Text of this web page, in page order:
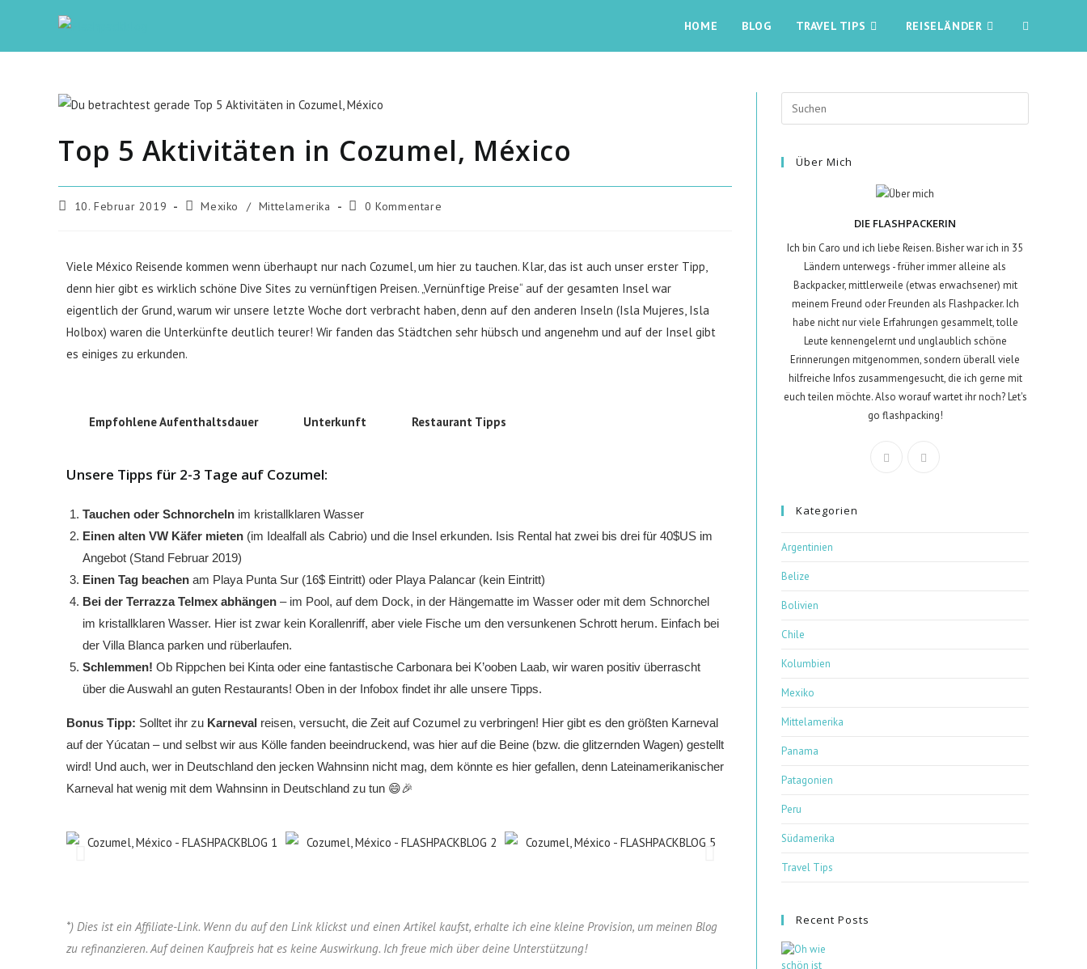
HOME BLOG TRAVEL TIPS REISELÄNDER
Top 5 Aktivitäten in Cozumel, México
10. Februar 2019 Mexiko / Mittelamerika 0 Kommentare
Viele México Reisende kommen wenn überhaupt nur nach Cozumel, um hier zu tauchen. Klar, das ist auch unser erster Tipp,
denn hier gibt es wirklich schöne Dive Sites zu vernünftigen Preisen. „Vernünftige Preise“ auf der gesamten Insel war
eigentlich der Grund, warum wir unsere letzte Woche dort verbracht haben, denn auf den anderen Inseln (Isla Mujeres, Isla
Holbox) waren die Unterkünfte deutlich teurer! Wir fanden das Städtchen sehr hübsch und angenehm und auf der Insel gibt
es einiges zu erkunden.
Empfohlene Aufenthaltsdauer Unterkunft Restaurant Tipps
Unsere Tipps für 2-3 Tage auf Cozumel:
Tauchen oder Schnorcheln im kristallklaren Wasser
Einen alten VW Käfer mieten (im Idealfall als Cabrio) und die Insel erkunden. Isis Rental hat zwei bis drei für 40$US im
Angebot (Stand Februar 2019)
Einen Tag beachen am Playa Punta Sur (16$ Eintritt) oder Playa Palancar (kein Eintritt)
Bei der Terrazza Telmex abhängen – im Pool, auf dem Dock, in der Hängematte im Wasser oder mit dem Schnorchel
im kristallklaren Wasser. Hier ist zwar kein Korallenriff, aber viele Fische um den versunkenen Schrott herum. Einfach bei
der Villa Blanca parken und rüberlaufen.
Schlemmen! Ob Rippchen bei Kinta oder eine fantastische Carbonara bei K’ooben Laab, wir waren positiv überrascht
über die Auswahl an guten Restaurants! Oben in der Infobox findet ihr alle unsere Tipps.
Bonus Tipp: Solltet ihr zu Karneval reisen, versucht, die Zeit auf Cozumel zu verbringen! Hier gibt es den größten Karneval
auf der Yúcatan – und selbst wir aus Kölle fanden beeindruckend, was hier auf die Beine (bzw. die glitzernden Wagen) gestellt
wird! Und auch, wer in Deutschland den jecken Wahnsinn nicht mag, dem könnte es hier gefallen, denn Lateinamerikanischer
Karneval hat wenig mit dem Wahnsinn in Deutschland zu tun 😄🎉
*) Dies ist ein Affiliate-Link. Wenn du auf den Link klickst und einen Artikel kaufst, erhalte ich eine kleine Provision, um meinen Blog
zu refinanzieren. Auf deinen Kaufpreis hat es keine Auswirkung. Ich freue mich über deine Unterstützung!
Über Mich
DIE FLASHPACKERIN
Ich bin Caro und ich liebe Reisen. Bisher war ich in 35
Ländern unterwegs - früher immer alleine als
Backpacker, mittlerweile (etwas erwachsener) mit
meinem Freund oder Freunden als Flashpacker. Ich
habe nicht nur viele Erfahrungen gesammelt, tolle
Leute kennengelernt und unglaublich schöne
Erinnerungen mitgenommen, sondern überall viele
hilfreiche Infos zusammengesucht, die ich gerne mit
euch teilen möchte. Also worauf wartet ihr noch? Let's
go flashpacking!
Kategorien
Argentinien
Belize
Bolivien
Chile
Kolumbien
Mexiko
Mittelamerika
Panama
Patagonien
Peru
Südamerika
Travel Tips
Recent Posts